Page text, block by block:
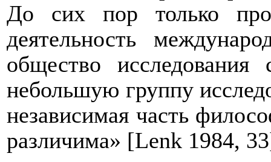
До сих пор только
деятельность
общество
небольшую группу
независимая часть
различима» [Lenk 1984,